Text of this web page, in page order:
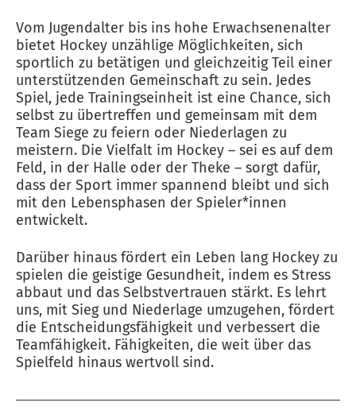
Vom Jugendalter bis ins hohe Erwachsenenalter
bietet Hockey unzählige Möglichkeiten, sich
sportlich zu betätigen und gleichzeitig Teil einer
unterstützenden Gemeinschaft zu sein. Jedes
Spiel, jede Trainingseinheit ist eine Chance, sich
selbst zu übertreffen und gemeinsam mit dem
Team Siege zu feiern oder Niederlagen zu
meistern. Die Vielfalt im Hockey – sei es auf dem
Feld, in der Halle oder der Theke – sorgt dafür,
dass der Sport immer spannend bleibt und sich
mit den Lebensphasen der Spieler*innen
entwickelt.
Darüber hinaus fördert ein Leben lang Hockey zu
spielen die geistige Gesundheit, indem es Stress
abbaut und das Selbstvertrauen stärkt. Es lehrt
uns, mit Sieg und Niederlage umzugehen, fördert
die Entscheidungsfähigkeit und verbessert die
Teamfähigkeit. Fähigkeiten, die weit über das
Spielfeld hinaus wertvoll sind.